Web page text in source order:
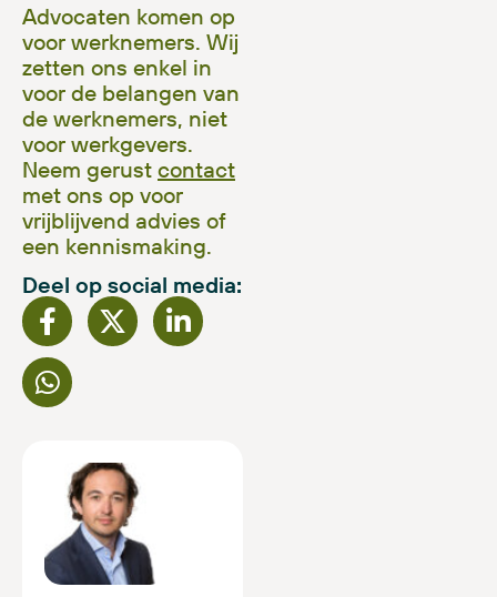
Advocaten komen op
voor werknemers. Wij
zetten ons enkel in
voor de belangen van
de werknemers, niet
voor werkgevers.
Neem gerust contact
met ons op voor
vrijblijvend advies of
een kennismaking.
Deel op social media: